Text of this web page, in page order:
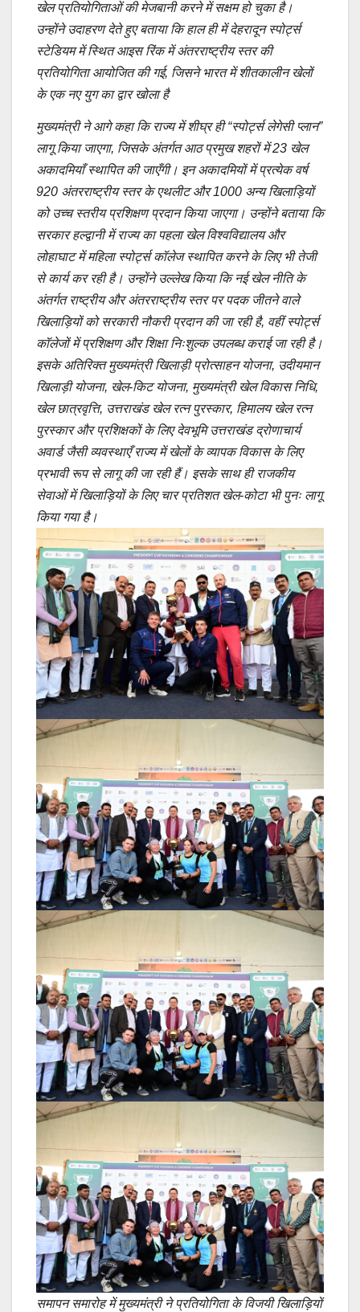
खेल प्रतियोगिताओं की मेजबानी करने में सक्षम हो चुका है।
उन्होंने उदाहरण देते हुए बताया कि हाल ही में देहरादून स्पोर्ट्स
स्टेडियम में स्थित आइस रिंक में अंतरराष्ट्रीय स्तर की
प्रतियोगिता आयोजित की गई, जिसने भारत में शीतकालीन खेलों
के एक नए युग का द्वार खोला है
मुख्यमंत्री ने आगे कहा कि राज्य में शीघ्र ही “स्पोर्ट्स लेगेसी प्लान”
लागू किया जाएगा, जिसके अंतर्गत आठ प्रमुख शहरों में 23 खेल
अकादमियाँ स्थापित की जाएँगी। इन अकादमियों में प्रत्येक वर्ष
920 अंतरराष्ट्रीय स्तर के एथलीट और 1000 अन्य खिलाड़ियों
को उच्च स्तरीय प्रशिक्षण प्रदान किया जाएगा। उन्होंने बताया कि
सरकार हल्द्वानी में राज्य का पहला खेल विश्वविद्यालय और
लोहाघाट में महिला स्पोर्ट्स कॉलेज स्थापित करने के लिए भी तेजी
से कार्य कर रही है। उन्होंने उल्लेख किया कि नई खेल नीति के
अंतर्गत राष्ट्रीय और अंतरराष्ट्रीय स्तर पर पदक जीतने वाले
खिलाड़ियों को सरकारी नौकरी प्रदान की जा रही है, वहीं स्पोर्ट्स
कॉलेजों में प्रशिक्षण और शिक्षा निःशुल्क उपलब्ध कराई जा रही है।
इसके अतिरिक्त मुख्यमंत्री खिलाड़ी प्रोत्साहन योजना, उदीयमान
खिलाड़ी योजना, खेल-किट योजना, मुख्यमंत्री खेल विकास निधि,
खेल छात्रवृत्ति, उत्तराखंड खेल रत्न पुरस्कार, हिमालय खेल रत्न
पुरस्कार और प्रशिक्षकों के लिए देवभूमि उत्तराखंड द्रोणाचार्य
अवार्ड जैसी व्यवस्थाएँ राज्य में खेलों के व्यापक विकास के लिए
प्रभावी रूप से लागू की जा रही हैं। इसके साथ ही राजकीय
सेवाओं में खिलाड़ियों के लिए चार प्रतिशत खेल-कोटा भी पुनः लागू
किया गया है।
समापन समारोह में मुख्यमंत्री ने प्रतियोगिता के विजयी खिलाड़ियों